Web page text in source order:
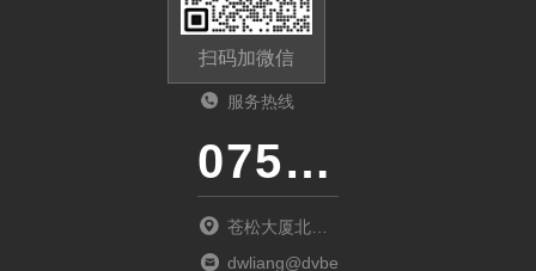
扫码加微信
服务热线
0755-23481139
苍松大厦北座
1901
dwliang@dvbei.com